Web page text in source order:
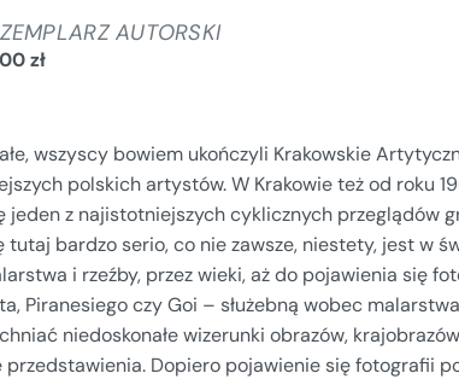
AUTORSKI
zł
wszyscy bowiem ukończyli Krakowskie
polskich artystów. W Krakowie też od roku
jeden z najistotniejszych cyklicznych przeglądów
bardzo serio, co nie zawsze, niestety, jest w
i rzeźby, przez wieki, aż do pojawienia się
Piranesiego czy Goi – służebną wobec
niedoskonałe wizerunki obrazów,
Dopiero pojawienie się fotografii